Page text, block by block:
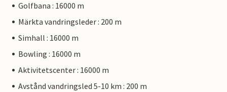
Golfbana : 16000 m
Märkta vandringsleder : 200 m
Simhall : 16000 m
Bowling : 16000 m
Aktivitetscenter : 16000 m
Avstånd vandringsled 5-10 km : 200 m